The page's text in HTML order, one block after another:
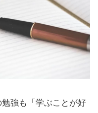
強も「学ぶことが好